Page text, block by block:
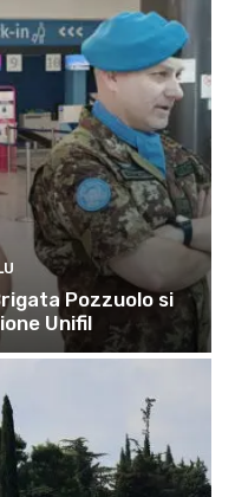
Pozzuolo si
Unifil